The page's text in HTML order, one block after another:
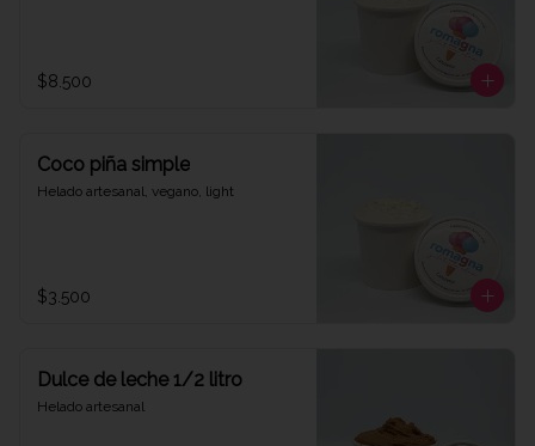
$8.500
Coco piña simple
Helado artesanal, vegano, light
$3.500
Dulce de leche 1/2 litro
Helado artesanal